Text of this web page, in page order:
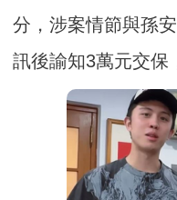
分，涉案情節與孫
訊後諭知3萬元交保